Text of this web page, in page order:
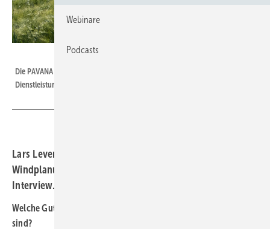
Die PAVANA GmbH ist ein führender Anbieter von hochspezialisierten
Dienstleistungen im Bereich der Windenergieplanung.
Lars Levermann, Geschäftsführer des hochspezialisierten
Windplanungsdienstleisters, PAVANA GmbH, im
Interview.
Welche Gutachten bieten Sie an, die genehmigungsrelevant
sind?
Webinare
Podcasts